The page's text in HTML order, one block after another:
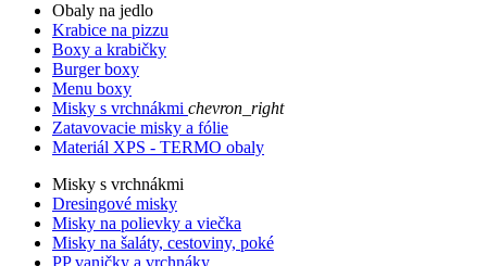
Obaly na jedlo
Krabice na pizzu
Boxy a krabičky
Burger boxy
Menu boxy
Misky s vrchnákmi chevron_right
Zatavovacie misky a fólie
Materiál XPS - TERMO obaly
Misky s vrchnákmi
Dresingové misky
Misky na polievky a viečka
Misky na šaláty, cestoviny, poké
PP vaničky a vrchnáky